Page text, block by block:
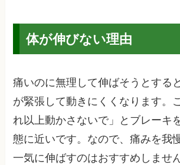
体が伸びない理由
痛いのに無理して伸ばそうとする
が緊張して動きにくくなります。
れ以上動かさないで」とブレーキ
態に近いです。なので、痛みを我
一気に伸ばすのはおすすめしません